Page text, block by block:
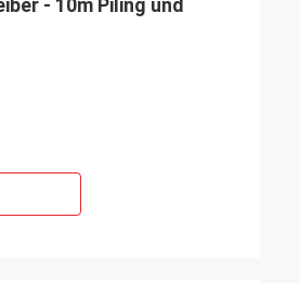
- 10m Piling und